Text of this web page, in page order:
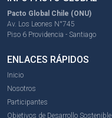
Pacto Global Chile (ONU)
Av. Los Leones N°745
Piso 6 Providencia - Santiago
ENLACES RÁPIDOS
Inicio
Nosotros
Participantes
Objetivos de Desarrollo Sostenible